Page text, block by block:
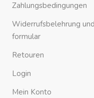
Zahlungsbedingungen
Widerrufsbelehrung
formular
Retouren
Login
Mein Konto